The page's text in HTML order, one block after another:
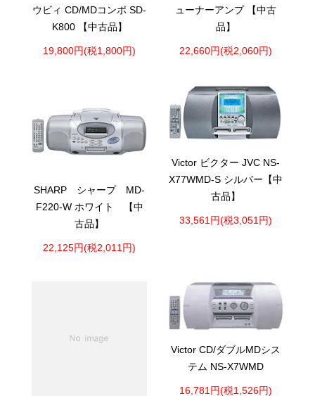
ウビィ CD/MDコンポ SD-
K800 【中古品】
19,800円(税1,800円)
ューナーアンプ 【中古
品】
22,660円(税2,060円)
SHARP シャープ MD-
F220-W ホワイト 【中
古品】
22,125円(税2,011円)
Victor ビクター JVC NS-
X77WMD-S シルバー【中
古品】
33,561円(税3,051円)
Victor CD/ダブルMDシス
テム NS-X7WMD
16,781円(税1,526円)